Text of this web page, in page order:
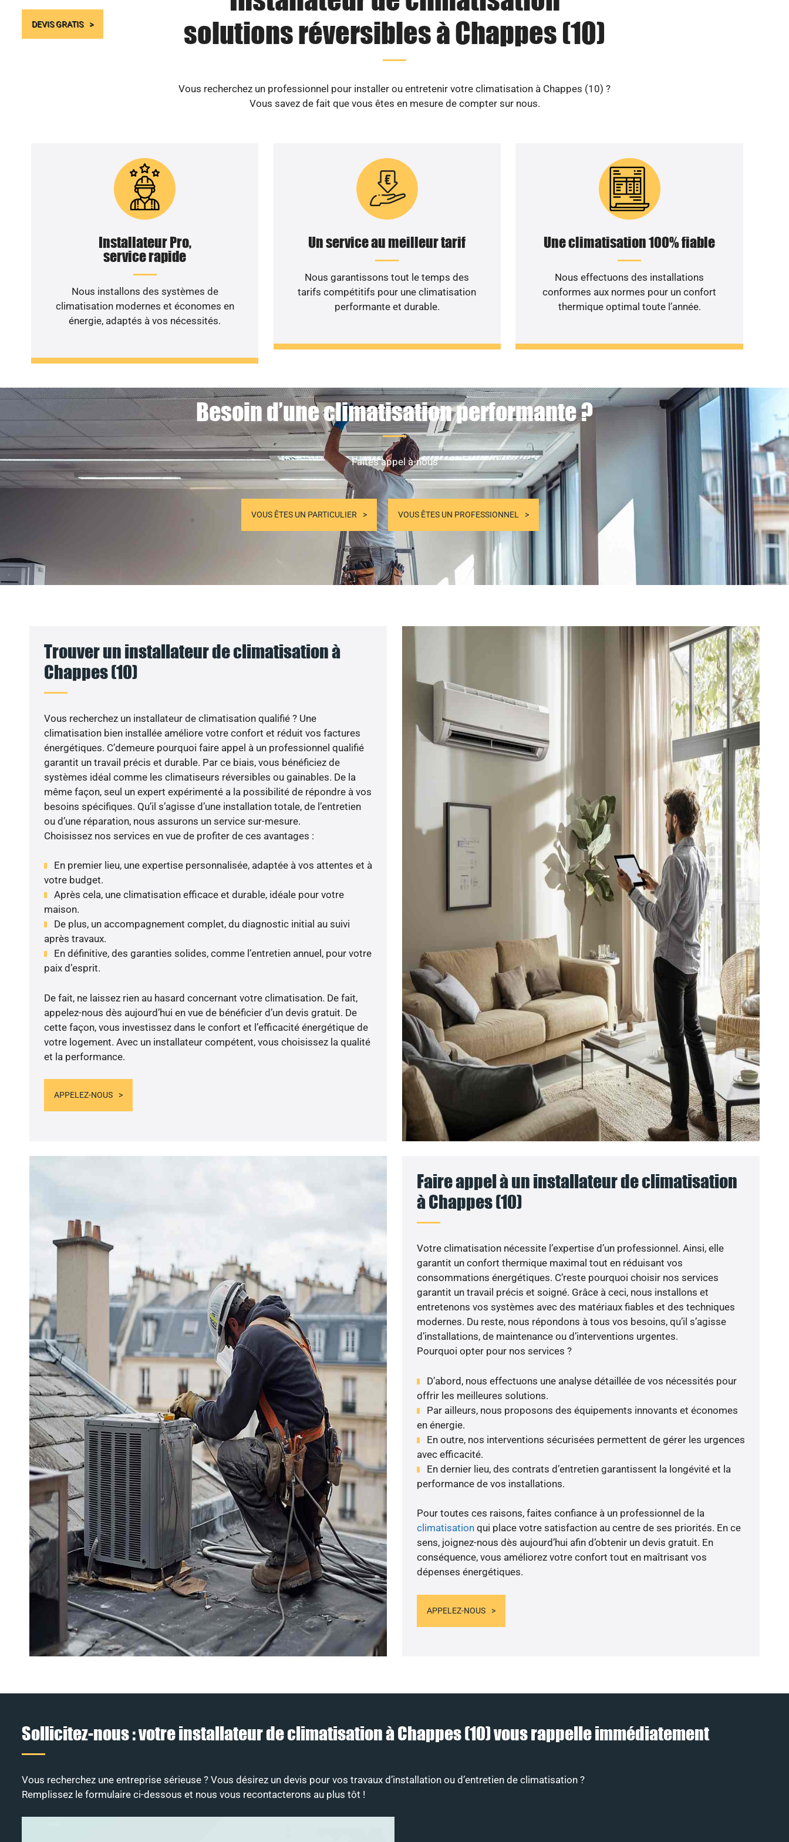
DEVIS GRATIS
solutions réversibles à Chappes (10)
Vous recherchez un professionnel pour installer ou entretenir votre climatisation à Chappes (10) ?
Vous savez de fait que vous êtes en mesure de compter sur nous.
Installateur Pro,
service rapide
Nous installons des systèmes de
climatisation modernes et économes en
énergie, adaptés à vos nécessités.
Un service au meilleur tarif
Nous garantissons tout le temps des
tarifs compétitifs pour une climatisation
performante et durable.
Une climatisation 100% fiable
Nous effectuons des installations
conformes aux normes pour un confort
thermique optimal toute l’année.
Besoin d’une climatisation performante ?
Faites appel à-nous
VOUS ÊTES UN PARTICULIER VOUS ÊTES UN PROFESSIONNEL
Trouver un installateur de climatisation à
Chappes (10)
Vous recherchez un installateur de climatisation qualifié ? Une
climatisation bien installée améliore votre confort et réduit vos factures
énergétiques. C’demeure pourquoi faire appel à un professionnel qualifié
garantit un travail précis et durable. Par ce biais, vous bénéficiez de
systèmes idéal comme les climatiseurs réversibles ou gainables. De la
même façon, seul un expert expérimenté a la possibilité de répondre à vos
besoins spécifiques. Qu’il s’agisse d’une installation totale, de l’entretien
ou d’une réparation, nous assurons un service sur-mesure.
Choisissez nos services en vue de profiter de ces avantages :
En premier lieu, une expertise personnalisée, adaptée à vos attentes et à
votre budget.
Après cela, une climatisation efficace et durable, idéale pour votre
maison.
De plus, un accompagnement complet, du diagnostic initial au suivi
après travaux.
En définitive, des garanties solides, comme l’entretien annuel, pour votre
paix d’esprit.
De fait, ne laissez rien au hasard concernant votre climatisation. De fait,
appelez-nous dès aujourd’hui en vue de bénéficier d’un devis gratuit. De
cette façon, vous investissez dans le confort et l’efficacité énergétique de
votre logement. Avec un installateur compétent, vous choisissez la qualité
et la performance.
APPELEZ-NOUS
Faire appel à un installateur de climatisation
à Chappes (10)
Votre climatisation nécessite l’expertise d’un professionnel. Ainsi, elle
garantit un confort thermique maximal tout en réduisant vos
consommations énergétiques. C’reste pourquoi choisir nos services
garantit un travail précis et soigné. Grâce à ceci, nous installons et
entretenons vos systèmes avec des matériaux fiables et des techniques
modernes. Du reste, nous répondons à tous vos besoins, qu’il s’agisse
d’installations, de maintenance ou d’interventions urgentes.
Pourquoi opter pour nos services ?
D’abord, nous effectuons une analyse détaillée de vos nécessités pour
offrir les meilleures solutions.
Par ailleurs, nous proposons des équipements innovants et économes
en énergie.
En outre, nos interventions sécurisées permettent de gérer les urgences
avec efficacité.
En dernier lieu, des contrats d’entretien garantissent la longévité et la
performance de vos installations.
Pour toutes ces raisons, faites confiance à un professionnel de la
climatisationqui place votre satisfaction au centre de ses priorités. En ce
sens, joignez-nous dès aujourd’hui afin d’obtenir un devis gratuit. En
conséquence, vous améliorez votre confort tout en maîtrisant vos
dépenses énergétiques.
APPELEZ-NOUS
Sollicitez-nous : votre installateur de climatisation à Chappes (10) vous rappelle immédiatement
Vous recherchez une entreprise sérieuse ? Vous désirez un devis pour vos travaux d’installation ou d’entretien de climatisation ?
Remplissez le formulaire ci-dessous et nous vous recontacterons au plus tôt !